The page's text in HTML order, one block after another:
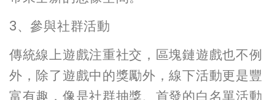
3、參與社群活動
傳統線上遊戲注重社交，區塊鏈遊戲也不例
外，除了遊戲中的獎勵外，線下活動更是豐
富有趣，像是社群抽獎、首發的白名單活動